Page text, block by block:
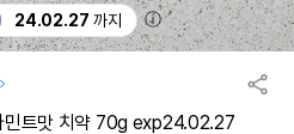
24.02.27 까지 ⓘ
민트맛 치약 70g exp24.02.27